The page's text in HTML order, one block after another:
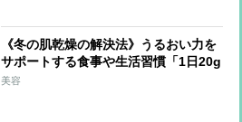
《冬の肌乾燥の解決法》うるおい力を
サポートする食事や生活習慣「1日20g
の油脂を」「外出時はマスクで保湿」
美容